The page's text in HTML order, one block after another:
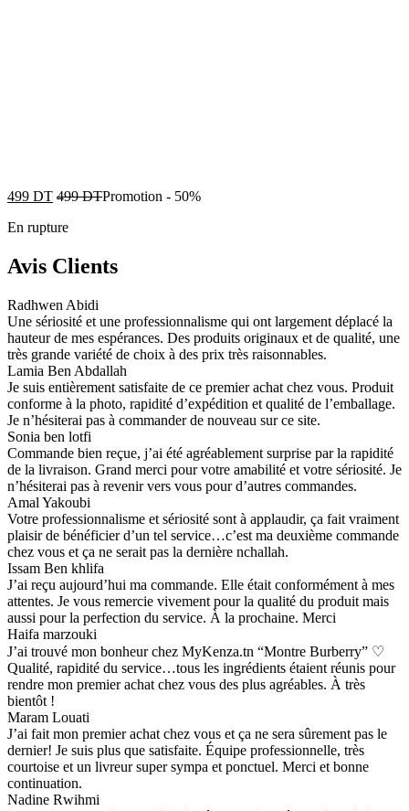
499 DT 499DTPromotion - 50%
En rupture
Avis Clients
Radhwen Abidi
Une sériosité et une professionnalisme qui ont largement déplacé la
hauteur de mes espérances. Des produits originaux et de qualité, une
très grande variété de choix à des prix très raisonnables.
Lamia Ben Abdallah
Je suis entièrement satisfaite de ce premier achat chez vous. Produit
conforme à la photo, rapidité d’expédition et qualité de l’emballage.
Je n’hésiterai pas à commander de nouveau sur ce site.
Sonia ben lotfi
Commande bien reçue, j’ai été agréablement surprise par la rapidité
de la livraison. Grand merci pour votre amabilité et votre sériosité. Je
n’hésiterai pas à revenir vers vous pour d’autres commandes.
Amal Yakoubi
Votre professionnalisme et sériosité sont à applaudir, ça fait vraiment
plaisir de bénéficier d’un tel service…c’est ma deuxième commande
chez vous et ça ne serait pas la dernière nchallah.
Issam Ben khlifa
J’ai reçu aujourd’hui ma commande. Elle était conformément à mes
attentes. Je vous remercie vivement pour la qualité du produit mais
aussi pour la perfection du service. À la prochaine. Merci
Haifa marzouki
J’ai trouvé mon bonheur chez MyKenza.tn “Montre Burberry” ♡
Qualité, rapidité du service…tous les ingrédients étaient réunis pour
rendre mon premier achat chez vous des plus agréables. À très
bientôt !
Maram Louati
J’ai fait mon premier achat chez vous et ça ne sera sûrement pas le
dernier! Je suis plus que satisfaite. Équipe professionnelle, très
courtoise et un livreur super sympa et ponctuel. Merci et bonne
continuation.
Nadine Rwihmi